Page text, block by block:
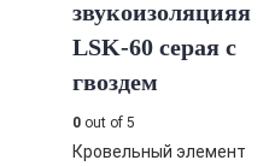
звукоизоляцияя
LSK-60 серая с
гвоздем
0 out of 5
Кровельный элемент